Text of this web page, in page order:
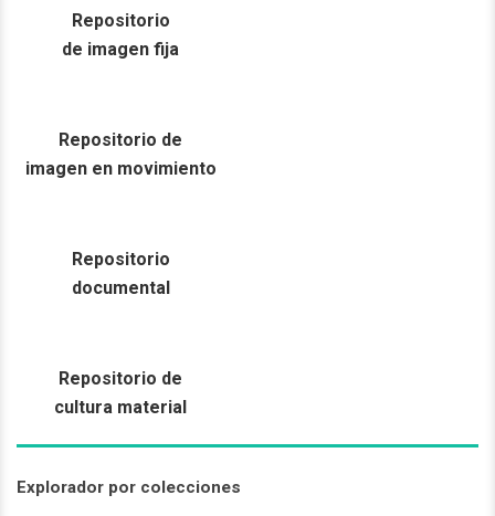
Repositorio
de imagen fija
Repositorio de
imagen en movimiento
Repositorio
documental
Repositorio de
cultura material
Explorador por colecciones